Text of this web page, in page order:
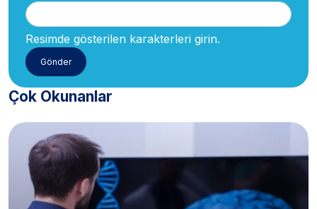
Resimde gösterilen karakterleri girin.
Çok Okunanlar